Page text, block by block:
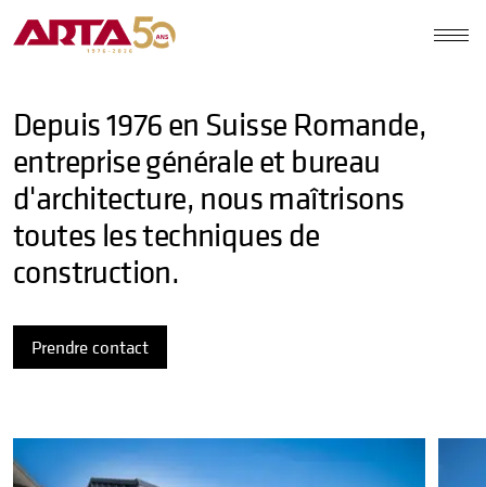
Depuis 1976 en Suisse Romande,
entreprise générale et bureau
d'architecture, nous maîtrisons
toutes les techniques de
construction.
Prendre contact